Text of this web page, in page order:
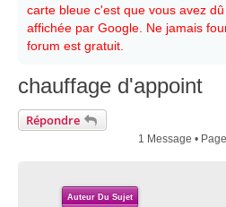
carte bleue c'est que vous avez
affichée par Google. Ne jamais
forum est gratuit.
chauffage d'appoint
Répondre
1 Message • Page
Auteur Du Sujet